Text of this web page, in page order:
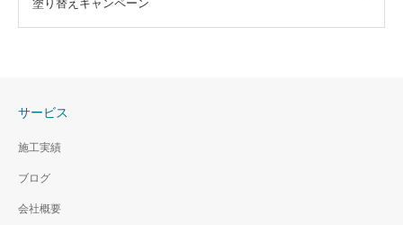
塗り替えキャンペーン
サービス
施工実績
ブログ
会社概要